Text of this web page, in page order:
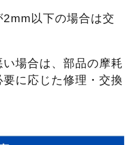
2mm以下の場合は交
場合は、部品の摩耗
に応じた修理・交換